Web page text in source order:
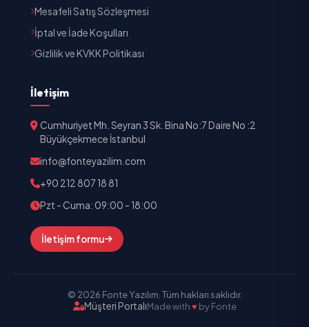
Mesafeli Satış Sözleşmesi
İptal ve İade Koşulları
Gizlilik ve KVKK Politikası
İletişim
Cumhuriyet Mh. Seyran 3 Sk. Bina No:7 Daire No :2
Büyükçekmece İstanbul
info@fonteyazilim.com
+90 212 807 18 81
Pzt - Cuma: 09:00 - 18:00
İletişim formu
© 2026 Fonte Yazılım. Tüm hakları saklıdır.
Müşteri PortalıMade with♥ by Fonte